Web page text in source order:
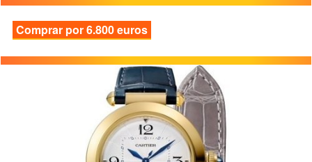
Comprar por 6.800 euros